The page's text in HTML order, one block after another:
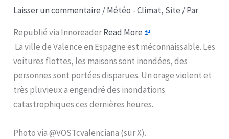
Laisser un commentaire /Météo - Climat, Site / Par
Republié via InnoreaderRead More
La ville de Valence en Espagne est méconnaissable. Les
voitures flottes, les maisons sont inondées, des
personnes sont portées disparues. Un orage violent et
très pluvieux a engendré des inondations
catastrophiques ces dernières heures.
Photo via @VOSTcvalenciana (sur X).